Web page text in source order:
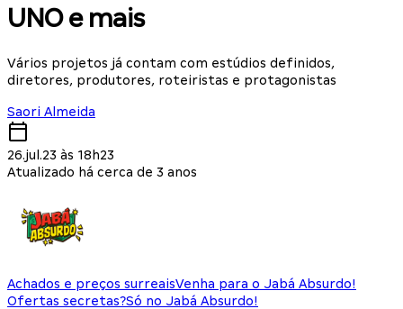
UNO e mais
Vários projetos já contam com estúdios definidos,
diretores, produtores, roteiristas e protagonistas
Saori Almeida
26.jul.23 às 18h23
Atualizado há cerca de 3 anos
Achados e preços surreaisVenha para o Jabá Absurdo!
Ofertas secretas?Só no Jabá Absurdo!